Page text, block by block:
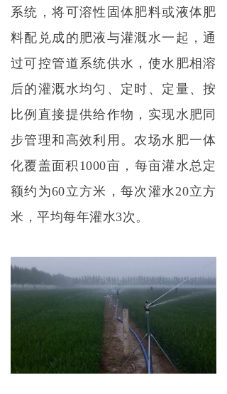
系统，将可溶性固体肥料或液体肥
料配兑成的肥液与灌溉水一起，通
过可控管道系统供水，使水肥相溶
后的灌溉水均匀、定时、定量、按
比例直接提供给作物，实现水肥同
步管理和高效利用。农场水肥一体
化覆盖面积1000亩，每亩灌水总定
额约为60立方米，每次灌水20立方
米，平均每年灌水3次。